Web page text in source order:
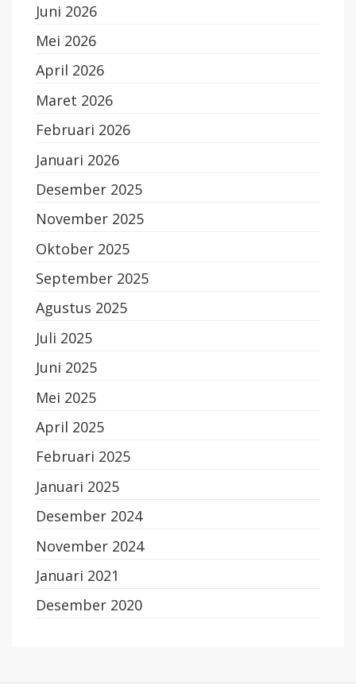
Juni 2026
Mei 2026
April 2026
Maret 2026
Februari 2026
Januari 2026
Desember 2025
November 2025
Oktober 2025
September 2025
Agustus 2025
Juli 2025
Juni 2025
Mei 2025
April 2025
Februari 2025
Januari 2025
Desember 2024
November 2024
Januari 2021
Desember 2020